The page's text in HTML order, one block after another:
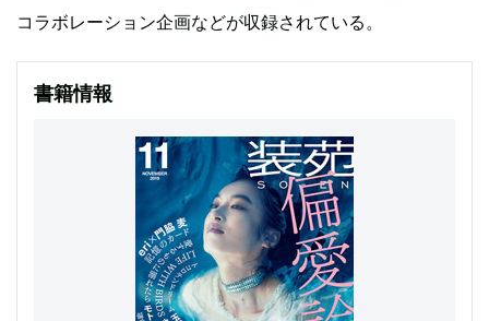
コラボレーション企画などが収録されている。
書籍情報